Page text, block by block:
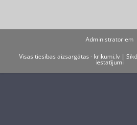
Administratoriem
Visas tiesības aizsargātas - krikumi.lv |
iestatījumi